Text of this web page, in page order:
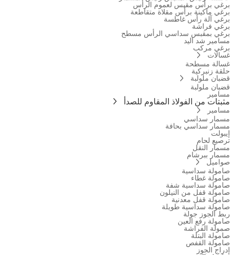
برغي برأس مقبس لعموم الرأس
برغي ماكينة برأس مقلاة متقاطعة
برغي آلة رأس غاطسة
برغي فراشة
برغي بمقبس سداسي الرأس مسطح
مسامير شد اليد
برغي مركب
غسالات
غسالة مسطحة
حلقة زنبركية
قضبان ملولبة
قضبان ملولبة
مسامير
مثبتات من الفولاذ المقاوم للصدأ
مسامير
مسمار سداسي
مسمار سداسي بحافة
إيبولت
ترصيع لحام
مسمار النقل
مسمار ببرشام
صواميل
صامولة سداسية
صامولة غطاء
صامولة سداسية شفة
صامولة قفل من النيلون
صامولة قفل معدنية
صامولة سداسية طويلة
ربط الجوز جولة
صامولة رفع العين
صمولة الفراشة
صامولة البتلة
صامولة القفص
إدراج الجوز